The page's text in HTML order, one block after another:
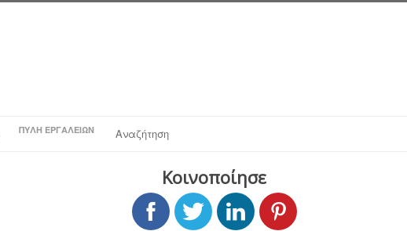
ΠΎΛΗ ΕΡΓΑΛΕΊΩΝ Αναζήτηση
Κοινοποίησε